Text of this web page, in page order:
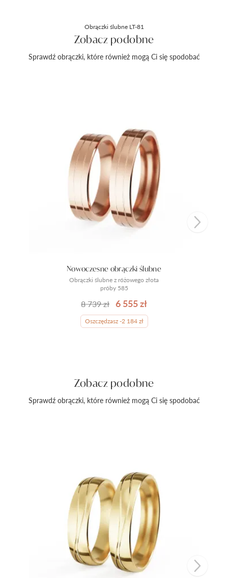
Obrączki ślubne LT-81
Zobacz podobne
Sprawdź obrączki, które również mogą Ci się spodobać
Obrączki ślubne z różowego złota
próby 585
Nowoczesne obrączki ślubne
8 739 zł 6 555 zł
Oszczędzasz -2 184 zł
Zobacz podobne
Sprawdź obrączki, które również mogą Ci się spodobać